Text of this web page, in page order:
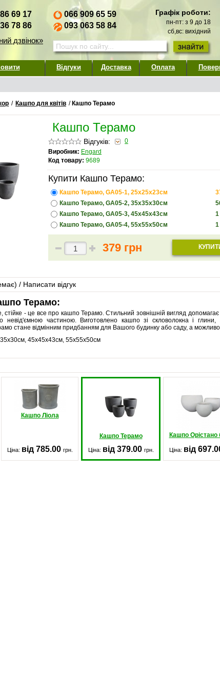
69 17
78 86
дзвінок»
066 909 65 59
093 063 58 84
Графік роботи:
пн-пт: з 9 до 18
сб,вс: вихідний
Відгуки Доставка Оплата
/ Кашпо для квітів / Кашпо Терамо
Кашпо Терамо
Відгуків:
0
Виробник: Engard
Код товару: 9689
Купити Кашпо Терамо:
Кашпо Терамо, GA05-1, 25х25х23см
Кашпо Терамо, GA05-2, 35х35х30см
Кашпо Терамо, GA05-3, 45х45х43см
1
Кашпо Терамо, GA05-4, 55х55х50см
1
379 грн
) / Написати відгук
Терамо:
стійке - це все про кашпо Терамо. Стильний зовнішній вигляд
невід'ємною частиною. Виготовлено кашпо зі скловолокна і глини,
стане відмінним придбанням для Вашого будинку або саду, а
45х45х43см, 55х55х50см
Кашпо Ліола
Кашпо Терамо Кашпо Орістано
Ціна: від 785.00 грн. Ціна: від 379.00 грн. Ціна: від